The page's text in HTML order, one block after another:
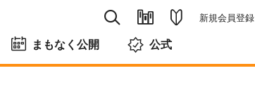
新規会員登録
まもなく公開 公式